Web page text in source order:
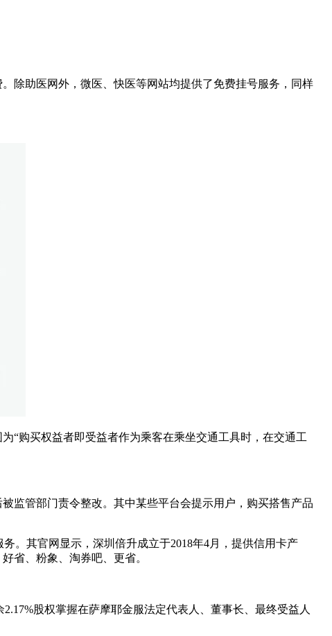
除助医网外，微医、快医等网站均提供了免费挂号服务，同样
“购买权益者即受益者作为乘客在乘坐交通工具时，在交通工
监管部门责令整改。其中某些平台会提示用户，购买搭售产品
。其官网显示，深圳倍升成立于2018年4月，提供信用卡产
省、粉象、淘券吧、更省。
股权掌握在萨摩耶金服法定代表人、董事长、最终受益人